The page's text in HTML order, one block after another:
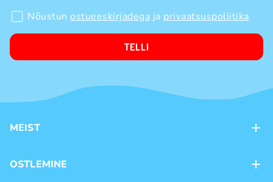
Nõustun ostueeskirjadega ja privaatsuspoliitika
TELLI
MEIST
Kauplused
OSTLEMINE